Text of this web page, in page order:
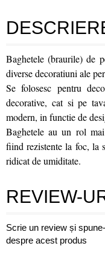
Baghetele (braurile) de
diverse decoratiuni ale
Se folosesc pentru
decorative, cat si pe
modern, in functie de
Baghetele au un rol
fiind rezistente la foc, la
ridicat de umiditate.
REVIEW-
Scrie un review și
despre acest produs